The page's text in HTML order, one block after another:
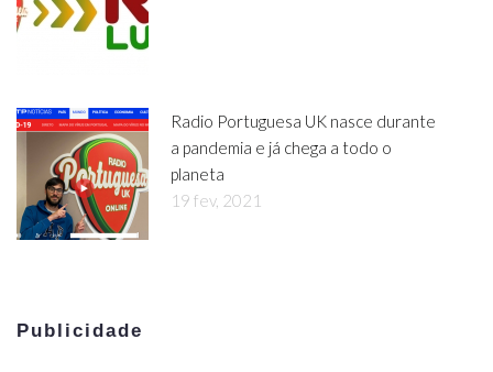
Radio Portuguesa UK nasce durante
a pandemia e já chega a todo o
planeta
19 fev, 2021
Publicidade